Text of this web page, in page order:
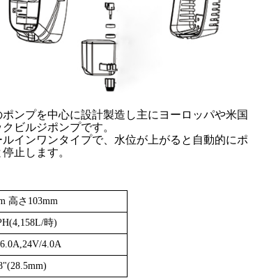
ンプを中心に設計製造し主にヨーロッパや米国
ビルジポンプです。
インワンタイプで、水位が上がると自動的にポ
止します。
高さ103mm
時)
4.0A